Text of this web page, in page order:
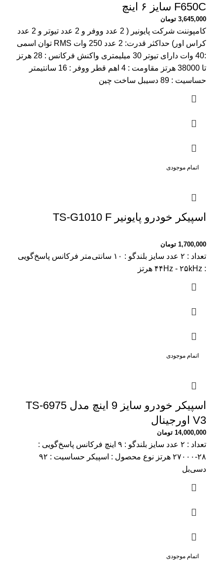
F650C سایز ۶ اینچ
3,645,000 تومان
کامپوننت شرکت پایونیر ( 2 عدد ووفر و 2 عدد تیوتر و 2 عدد
کراس اور) حداکثر قدرت: 2 عدد 250 وات RMS توان اسمی
:40 وات دارای تیوتر 30 میلیمتری واکنش فرکانس : 28 هرتز
تا 38000 هرتز مقاومت : 4 اهم قطر ووفر : 16 سانتیمتر
حساسیت : 89 دسیبل ساخت چین
اتمام موجودی
اسپیکر خودرو پایونیر TS-G1010 F
1,700,000 تومان
تعداد : ۲ عدد سایز بلندگو : ۱۰ سانتی‌متر فرکانس پاسخ‌گویی
: ۴۴Hz - ۲۵kHz هرتز
اتمام موجودی
اسپیکر خودرو سایز 9 اینچ مدل TS-6975
V3 اورجینال
14,000,000 تومان
تعداد : ۲ عدد سایز بلندگو : ۹ اینچ فرکانس پاسخ‌گویی :
۲۸-۲۷۰۰۰ هرتز نوع محصول : اسپیکر حساسیت : ۹۲
دسی‌بل
اتمام موجودی